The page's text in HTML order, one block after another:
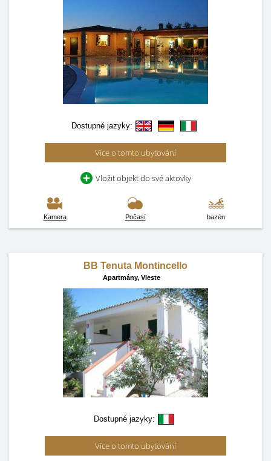
Dostupné jazyky:
Více o tomto ubytování
Vložit objekt do své aktovky
Kamera Počasí bazén
BB Tenuta Montincello
Apartmány, Vieste
Dostupné jazyky:
Více o tomto ubytování